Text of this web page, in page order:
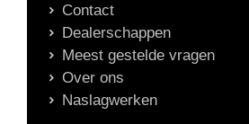
Contact
Dealerschappen
Meest gestelde vragen
Over ons
Naslagwerken